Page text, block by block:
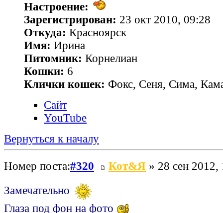
Настроение:
Зарегистрирован: 23 окт 2010, 09:28
Откуда: Красноярск
Имя: Ирина
Питомник: Корнелиан
Кошки: 6
Клички кошек: Фокс, Сеня, Сима,
Сайт
YouTube
Вернуться к началу
Номер поста:#320 Кот&Я » 28 сен 2012,
Замечательно
Глаза под фон на фото